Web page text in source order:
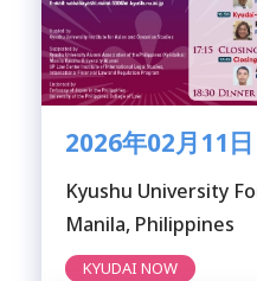
2026年02月11
Kyushu University
Manila, Philippines
KYUDAI NOW